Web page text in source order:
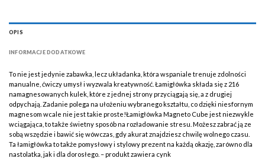
OPIS
INFORMACJE DODATKOWE
To nie jest jedynie zabawka, lecz układanka, która wspaniale trenuje zdolności
manualne, ćwiczy umysł i wyzwala kreatywność. Łamigłówka składa się z 216
namagnesowanych kulek, które z jednej strony przyciągają się, a z drugiej
odpychają. Zadanie polega na ułożeniu wybranego kształtu, co dzięki niesfornym
magnesom wcale nie jest takie proste!Łamigłówka Magneto Cube jest niezwykle
wciągająca, to także świetny sposób na rozładowanie stresu. Możesz zabrać ją ze
sobą wszędzie i bawić się wówczas, gdy akurat znajdziesz chwilę wolnego czasu.
Ta łamigłówka to także pomysłowy i stylowy prezent na każdą okazję, zarówno dla
nastolatka, jak i dla dorosłego. – produkt zawiera cynk